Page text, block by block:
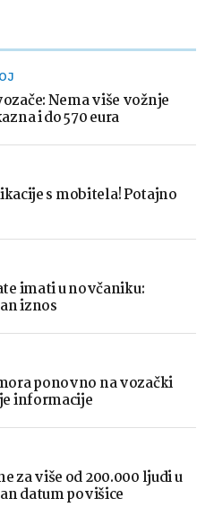
Nema više vožnje
i do 570 eura
s mobitela! Potajno
imati u novčaniku:
iznos
ponovno na vozački
informacije
za više od 200.000 ljudi u
datum povišice